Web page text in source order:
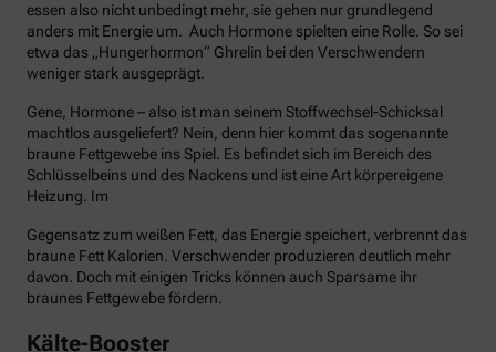
essen also nicht unbedingt mehr, sie gehen nur grundlegend
anders mit Energie um. Auch Hormone spielten eine Rolle. So sei
etwa das „Hungerhormon“ Ghrelin bei den Verschwendern
weniger stark ausgeprägt.
Gene, Hormone – also ist man seinem Stoffwechsel-Schicksal
machtlos ausgeliefert? Nein, denn hier kommt das sogenannte
braune Fettgewebe ins Spiel. Es befindet sich im Bereich des
Schlüsselbeins und des Nackens und ist eine Art körpereigene
Heizung. Im
Gegensatz zum weißen Fett, das Energie speichert, verbrennt das
braune Fett Kalorien. Verschwender produzieren deutlich mehr
davon. Doch mit einigen Tricks können auch Sparsame ihr
braunes Fettgewebe fördern.
Kälte-Booster